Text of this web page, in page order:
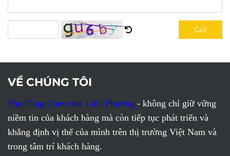
Gửi
VỀ CHÚNG TÔI
Phụ Tùng Chevrolet Liên Phương - không chỉ giữ vững
niềm tin của khách hàng mà còn tiếp tục phát triển và
khẳng định vị thế của mình trên thị trường Việt Nam và
trong tâm trí khách hàng.